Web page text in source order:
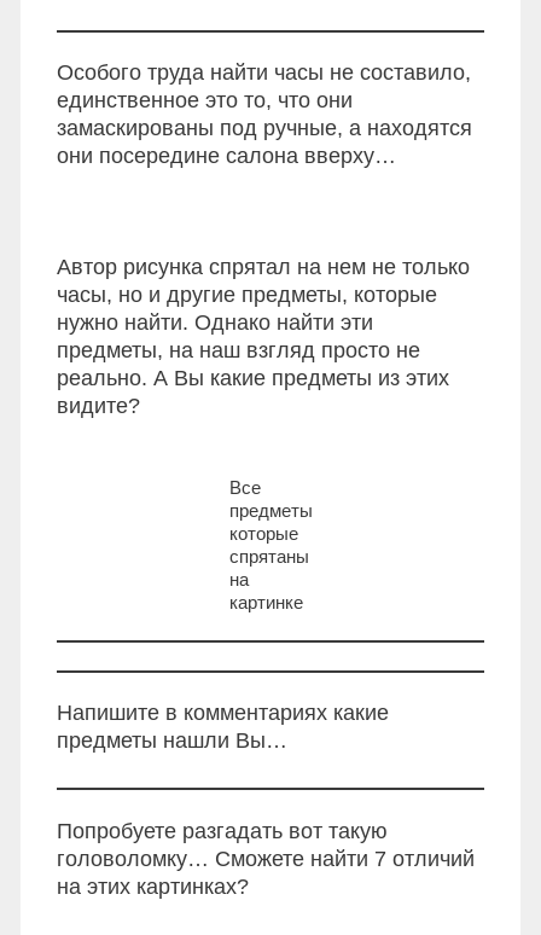
Особого труда найти часы не составило,
единственное это то, что они
замаскированы под ручные, а находятся
они посередине салона вверху…
Автор рисунка спрятал на нем не только
часы, но и другие предметы, которые
нужно найти. Однако найти эти
предметы, на наш взгляд просто не
реально. А Вы какие предметы из этих
видите?
Все
предметы
которые
спрятаны
на
картинке
Напишите в комментариях какие
предметы нашли Вы…
Попробуете разгадать вот такую
головоломку… Сможете найти 7 отличий
на этих картинках?